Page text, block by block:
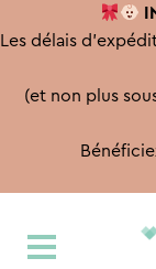
Les délais
(et non plus
à
au